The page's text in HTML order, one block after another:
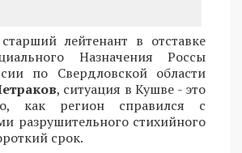
лейтенант в отставке
Назначения Россы
по Свердловской области
, ситуация в Кушве - это
как регион справился с
разрушительного стихийного
срок.